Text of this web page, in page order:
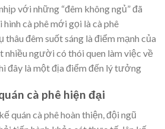
với những “đêm không ngủ” đã
cà phê mới gọi là cà phê
đêm suốt sáng là điểm mạnh của
nhiều người có thói quen làm việc về
đây là một địa điểm đến lý tưởng
cà phê hiện đại
quán cà phê hoàn thiện, đội ngũ